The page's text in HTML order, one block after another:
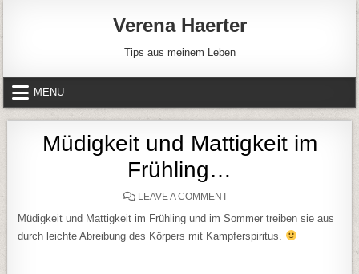
Verena Haerter
Tips aus meinem Leben
MENU
Müdigkeit und Mattigkeit im
Frühling…
LEAVE A COMMENTON MÜDIGKEIT UND
Müdigkeit und Mattigkeit im Frühling und im Sommer treiben sie aus
durch leichte Abreibung des Körpers mit Kampferspiritus.